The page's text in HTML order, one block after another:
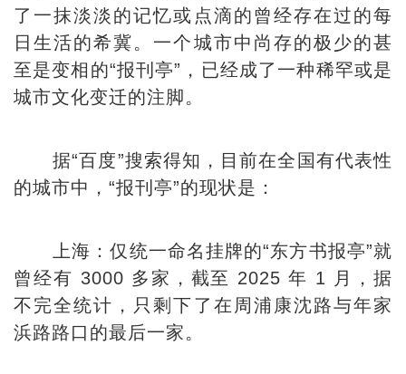
了一抹淡淡的记忆或点滴的曾经存在过的每
日生活的希冀。一个城市中尚存的极少的甚
至是变相的“报刊亭”，已经成了一种稀罕或是
城市文化变迁的注脚。
据“百度”搜索得知，目前在全国有代表性
的城市中，“报刊亭”的现状是：
上海：仅统一命名挂牌的“东方书报亭”就
曾经有 3000 多家，截至 2025 年 1 月，据
不完全统计，只剩下了在周浦康沈路与年家
浜路路口的最后一家。